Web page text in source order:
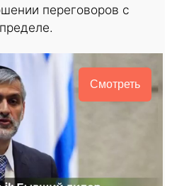
переговоров с
Смотреть